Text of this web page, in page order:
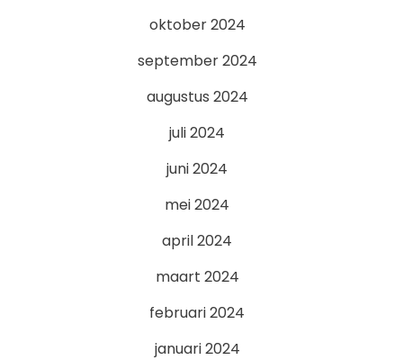
oktober 2024
september 2024
augustus 2024
juli 2024
juni 2024
mei 2024
april 2024
maart 2024
februari 2024
januari 2024